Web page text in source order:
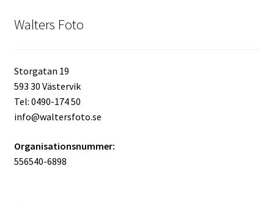
Step-ringar
Minneskort
USB-minne / Hårddisk
Förvaring
Walters Foto
Storgatan 19
593 30 Västervik
Tel: 0490-174 50
info@waltersfoto.se
Organisationsnummer:
556540-6898